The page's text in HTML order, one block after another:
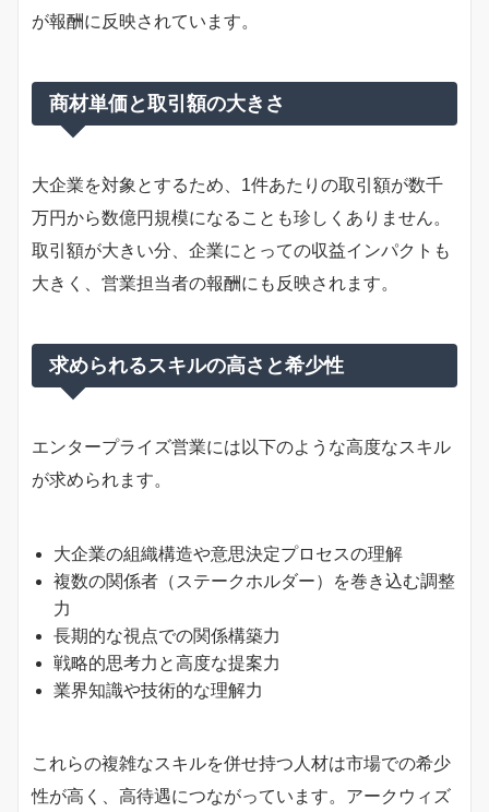
が報酬に反映されています。
商材単価と取引額の大きさ
大企業を対象とするため、1件あたりの取引額が数千
万円から数億円規模になることも珍しくありません。
取引額が大きい分、企業にとっての収益インパクトも
大きく、営業担当者の報酬にも反映されます。
求められるスキルの高さと希少性
エンタープライズ営業には以下のような高度なスキル
が求められます。
大企業の組織構造や意思決定プロセスの理解
複数の関係者（ステークホルダー）を巻き込む調整
力
長期的な視点での関係構築力
戦略的思考力と高度な提案力
業界知識や技術的な理解力
これらの複雑なスキルを併せ持つ人材は市場での希少
性が高く、高待遇につながっています。アークウィズ